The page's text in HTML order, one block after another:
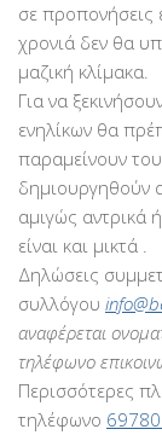
σε προπονήσεις
χρονιά δεν θα
μαζική κλίμακα.
Για να
ενηλίκων θα
παραμείνουν
δημιουργηθούν
αμιγώς αντρικά
είναι και μικτά .
Δηλώσεις
συλλόγου
αναφέρεται
τηλέφωνο
Περισσότερες
τηλέφωνο